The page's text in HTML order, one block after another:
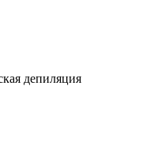
депиляция